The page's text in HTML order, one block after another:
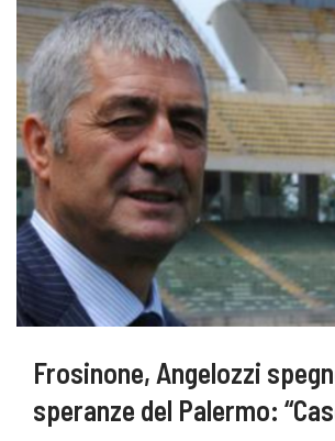
Frosinone, Angelozzi
speranze del Palermo: